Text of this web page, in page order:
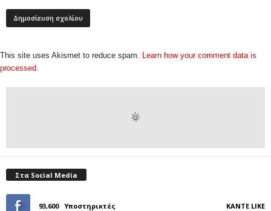
This site uses Akismet to reduce spam. Learn how your comment data is
processed.
Στα Social Media
93,600 Υποστηρικτές ΚΆΝΤΕ LIKE